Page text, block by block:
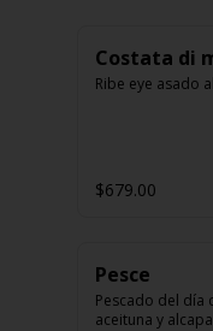
Costata di
Ribe eye asado
$679.00
Pesce
Pescado del día
aceituna y